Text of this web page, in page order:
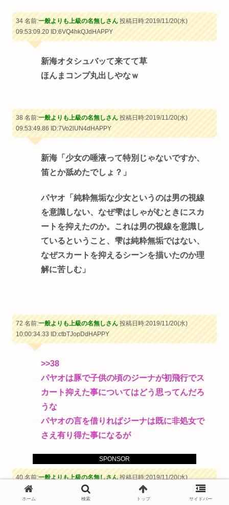
SPONSOR
34 名前:一般よりも上級の名無しさん投稿日時:2019/11/20(水)
09:53:09.20ID:6VQ4hkQJdHAPPY
新海オタシュバッて来てて草
ほんまコンプ丸出しやなｗ
38 名前:一般よりも上級の名無しさん投稿日時:2019/11/20(水)
09:53:49.86ID:7Vo2lUN4dHAPPY
新海「少女の唾液って特別じゃないですか、
笛とか舐めたでしょ？」
パヤオ「純粋無垢な少女というのは男の視線
を意識しない、なぜ雫はしゃがむときにスカ
ートを抑えたのか。これは男の視線を意識し
ているということ、雫は純粋無垢ではない、
なぜスカートを抑えるシーンを描いたのか理
解に苦しむ」
72 名前:一般よりも上級の名無しさん投稿日時:2019/11/20(水)
10:00:34.33ID:ctbTJopDdHAPPY
>>38
パヤオは豚で子供の頃のジーナが初飛行でス
カート抑えた事についてはどう思ってんだろ
うな
パヤオの言を借りればジーナは既に非処女で
さえ有り得た事になるが
40 名前:一般よりも上級の名無しさん投稿日時:2019/11/20(水)
09:54:33.57
ID:HkH2bZ2D0HAPPY
ホーム 検索 トップ サイドバー